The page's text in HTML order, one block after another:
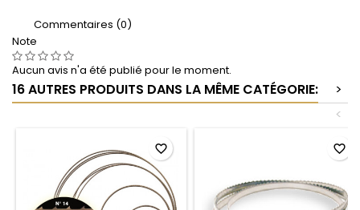
Commentaires (0)
Note
Aucun avis n'a été publié pour le moment.
16 AUTRES PRODUITS DANS LA MÊME CATÉGORIE:
>
<
favorite_border favorite_border